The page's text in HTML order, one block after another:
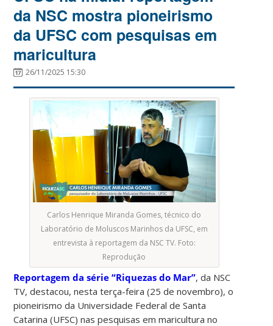
da NSC mostra pioneirismo
da UFSC com pesquisas em
maricultura
26/11/2025 15:30
Carlos Henrique Miranda Gomes, técnico do
Laboratório de Moluscos Marinhos da UFSC, em
entrevista à reportagem da NSC TV. Foto:
Reprodução
Reportagem da série “Riquezas do Mar”, da NSC
TV, destacou, nesta terça-feira (25 de novembro), o
pioneirismo da Universidade Federal de Santa
Catarina (UFSC) nas pesquisas em maricultura no